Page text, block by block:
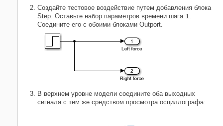
Создайте тестовое воздействие путем добавления блока
Step . Оставьте набор параметров времени шага 1
Соедините его с обоими блоками Outport
В верхнем уровне модели соедините оба выходных
сигнала с тем же средством просмотра осциллографа: